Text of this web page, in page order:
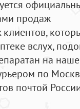
продаж
вслух,
на
по
почтой